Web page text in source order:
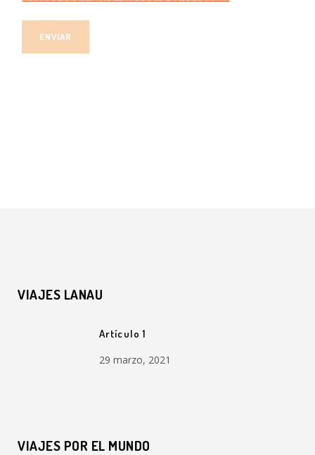
VIAJES LANAU
Artículo 1
29 marzo, 2021
VIAJES POR EL MUNDO